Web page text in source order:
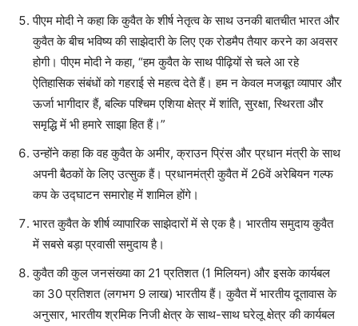
पीएम मोदी ने कहा कि कुवैत के शीर्ष नेतृत्व के साथ उनकी बातचीत भारत और
कुवैत के बीच भविष्य की साझेदारी के लिए एक रोडमैप तैयार करने का अवसर
होगी। पीएम मोदी ने कहा, “हम कुवैत के साथ पीढ़ियों से चले आ रहे
ऐतिहासिक संबंधों को गहराई से महत्व देते हैं। हम न केवल मजबूत व्यापार और
ऊर्जा भागीदार हैं, बल्कि पश्चिम एशिया क्षेत्र में शांति, सुरक्षा, स्थिरता और
समृद्धि में भी हमारे साझा हित हैं।”
उन्होंने कहा कि वह कुवैत के अमीर, क्राउन प्रिंस और प्रधान मंत्री के साथ
अपनी बैठकों के लिए उत्सुक हैं। प्रधानमंत्री कुवैत में 26वें अरेबियन गल्फ
कप के उद्घाटन समारोह में शामिल होंगे।
भारत कुवैत के शीर्ष व्यापारिक साझेदारों में से एक है। भारतीय समुदाय कुवैत
में सबसे बड़ा प्रवासी समुदाय है।
कुवैत की कुल जनसंख्या का 21 प्रतिशत (1 मिलियन) और इसके कार्यबल
का 30 प्रतिशत (लगभग 9 लाख) भारतीय हैं। कुवैत में भारतीय दूतावास के
अनुसार, भारतीय श्रमिक निजी क्षेत्र के साथ-साथ घरेलू क्षेत्र की कार्यबल